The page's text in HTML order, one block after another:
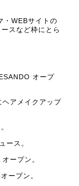
・WEBサイトの
スなど枠にとら
オープ
アメイクアップ
ース。
ープン。
ープン。